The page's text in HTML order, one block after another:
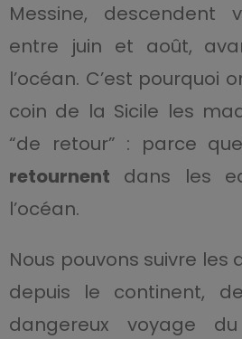
Messine, descendent
entre juin et août,
l’océan. C’est pourquoi
coin de la Sicile les
“de retour” : parce que
retournent dans les
l’océan.
Nous pouvons suivre les
depuis le continent,
dangereux voyage